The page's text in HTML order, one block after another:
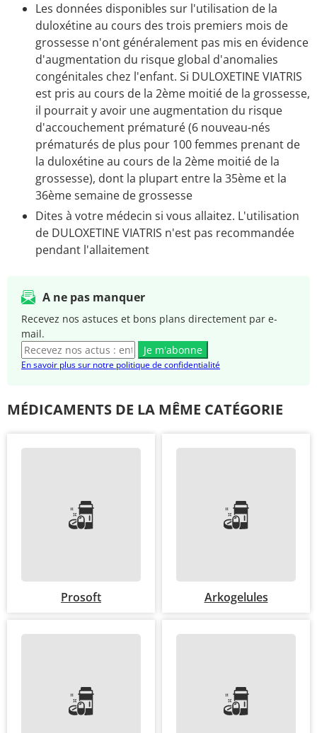
Les données disponibles sur l'utilisation de la
duloxétine au cours des trois premiers mois de
grossesse n'ont généralement pas mis en évidence
d'augmentation du risque global d'anomalies
congénitales chez l'enfant. Si DULOXETINE VIATRIS
est pris au cours de la 2ème moitié de la grossesse,
il pourrait y avoir une augmentation du risque
d'accouchement prématuré (6 nouveau-nés
prématurés de plus pour 100 femmes prenant de
la duloxétine au cours de la 2ème moitié de la
grossesse), dont la plupart entre la 35ème et la
36ème semaine de grossesse
Dites à votre médecin si vous allaitez. L'utilisation
de DULOXETINE VIATRIS n'est pas recommandée
pendant l'allaitement
A ne pas manquer
Recevez nos astuces et bons plans directement par e-
mail.
Je m'abonne
En savoir plus sur notre politique de confidentialité
MÉDICAMENTS DE LA MÊME CATÉGORIE
Prosoft Arkogelules